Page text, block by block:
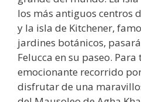
los más antiguos centros
y la isla de Kitchener,
jardines botánicos,
Felucca en su paseo.
emocionante recorrido
disfrutar de una